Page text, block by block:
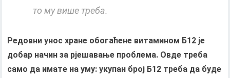
то му више треба.
Редовни унос хране обогаћене витамином Б12 је
добар начин за рјешавање проблема. Овде треба
само да имате на уму: укупан број Б12 треба да буде